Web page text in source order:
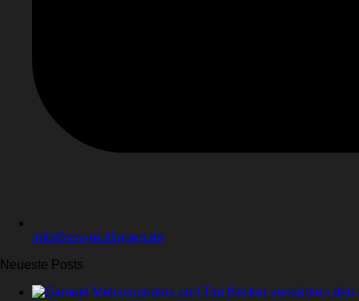
info@ssv-reutlingen.de
Neueste Posts